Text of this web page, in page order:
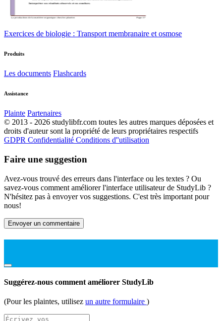
Exercices de biologie : Transport membranaire et osmose
Produits
Les documents Flashcards
Assistance
Plainte Partenaires
© 2013 - 2026 studylibfr.com toutes les autres marques déposées et
droits d'auteur sont la propriété de leurs propriétaires respectifs
GDPR Confidentialité Conditions d''utilisation
Faire une suggestion
Avez-vous trouvé des erreurs dans l'interface ou les textes ? Ou
savez-vous comment améliorer l'interface utilisateur de StudyLib ?
N'hésitez pas à envoyer vos suggestions. C'est très important pour
nous!
Envoyer un commentaire
Suggérez-nous comment améliorer StudyLib
(Pour les plaintes, utilisez un autre formulaire )